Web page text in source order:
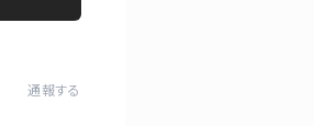
通報する